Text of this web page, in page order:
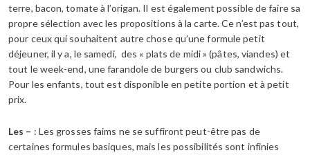
terre, bacon, tomate à l’origan. Il est également possible de faire sa
propre sélection avec les propositions à la carte. Ce n’est pas tout,
pour ceux qui souhaitent autre chose qu’une formule petit
déjeuner, il y a, le samedi, des « plats de midi » (pâtes, viandes) et
tout le week-end, une farandole de burgers ou club sandwichs.
Pour les enfants, tout est disponible en petite portion et à petit
prix.
Les – : Les grosses faims ne se suffiront peut-être pas de
certaines formules basiques, mais les possibilités sont infinies